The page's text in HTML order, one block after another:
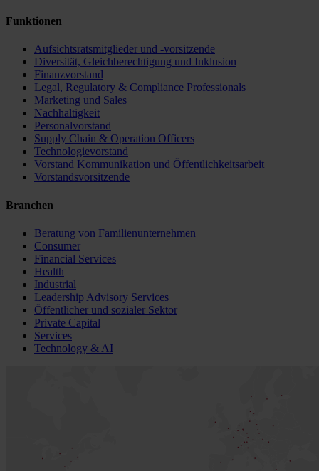
Funktionen
Aufsichtsratsmitglieder und -vorsitzende
Diversität, Gleichberechtigung und Inklusion
Finanzvorstand
Legal, Regulatory & Compliance Professionals
Marketing und Sales
Nachhaltigkeit
Personalvorstand
Supply Chain & Operation Officers
Technologievorstand
Vorstand Kommunikation und Öffentlichkeitsarbeit
Vorstandsvorsitzende
Branchen
Beratung von Familienunternehmen
Consumer
Financial Services
Health
Industrial
Leadership Advisory Services
Öffentlicher und sozialer Sektor
Private Capital
Services
Technology & AI